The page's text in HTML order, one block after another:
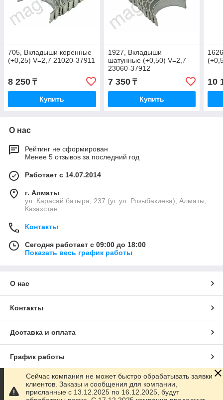
705, Вкладыши коренные
(+0,25) V=2,7 21020-37911
8 250 ₸
Купить
1927, Вкладыши
шатунные (+0,50) V=2,7
23060-37912
7 350₸
Купить
10
О нас
Рейтинг не сформирован
Менее 5 отзывов за последний год
Работает с 14.07.2014
г. Алматы
ул. Карасай батыра, 237 (уг. ул. Розыбакиева), Алматы,
Казахстан
Контакты
Сегодня работает с 09:00 до 18:00
Показать весь график работы
О нас
Контакты
Доставка и оплата
График работы
Полная версия сайта
Сейчас компания не может быстро обрабатывать заявки
клиентов. Заказы и сообщения для компании,
присланные с 13.12.2025 по 16.12.2025, будут